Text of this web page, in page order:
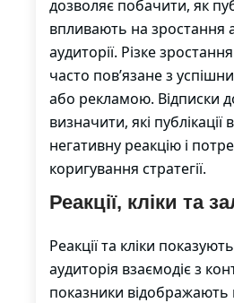
дозволяє побачити, як
впливають на зростання
аудиторії. Різке
часто пов’язане з
або рекламою. Відписки
визначити, які
негативну реакцію і
коригування стратегії.
Реакції, кліки та
Реакції та кліки
аудиторія взаємодіє з
показники відображають